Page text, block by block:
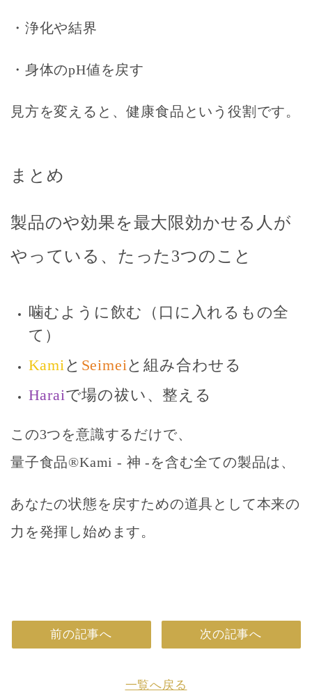
・浄化や結界
・身体のpH値を戻す
見方を変えると、健康食品という役割です。
まとめ
製品のや効果を最大限効かせる人が
やっている、たった3つのこと
噛むように飲む（口に入れるもの全
て）
Kami と Seimei と組み合わせる
Haraiで場の祓い、整える
この3つを意識するだけで、
量子食品®Kami - 神 -を含む全ての製品は、
あなたの状態を戻すための道具として本来の
力を発揮し始めます。
前の記事へ
一覧へ戻る
次の記事へ